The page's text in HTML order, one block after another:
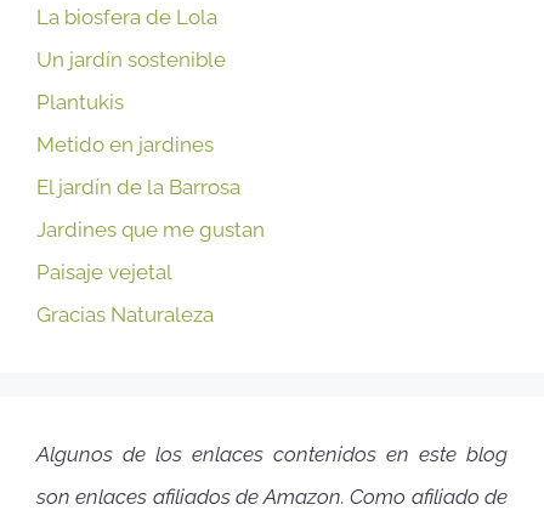
La biosfera de Lola
Un jardín sostenible
Plantukis
Metido en jardines
El jardín de la Barrosa
Jardines que me gustan
Paisaje vejetal
Gracias Naturaleza
Algunos de los enlaces contenidos en este blog
son enlaces afiliados de Amazon. Como afiliado de